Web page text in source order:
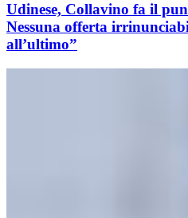
Udinese, Collavino fa il
Nessuna offerta
all’ultimo”